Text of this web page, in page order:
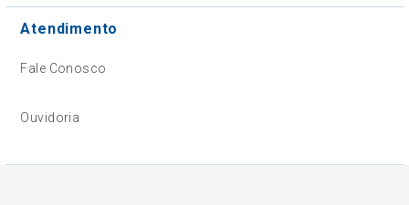
Atendimento
Fale Conosco
Ouvidoria